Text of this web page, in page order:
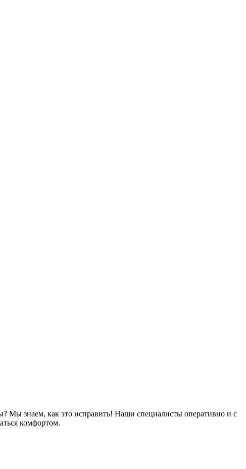
Мы знаем, как это исправить! Наши специалисты оперативно и с
комфортом.